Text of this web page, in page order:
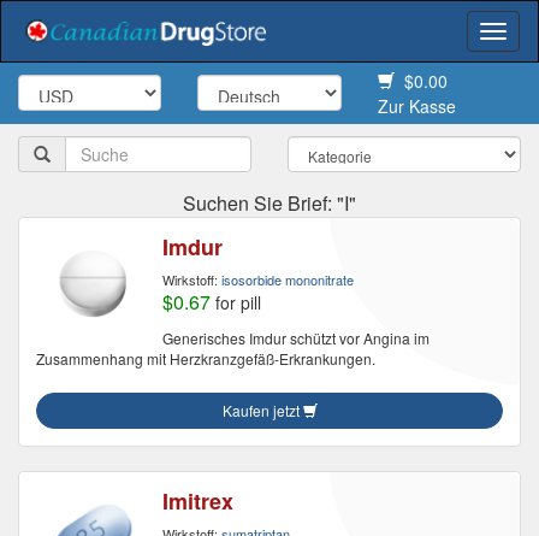
$0.00
Zur Kasse
Suchen Sie Brief: "I"
Imdur
Wirkstoff: isosorbide mononitrate
$0.67 for pill
Generisches Imdur schützt vor Angina im
Zusammenhang mit Herzkranzgefäß-Erkrankungen.
Kaufen jetzt
Imitrex